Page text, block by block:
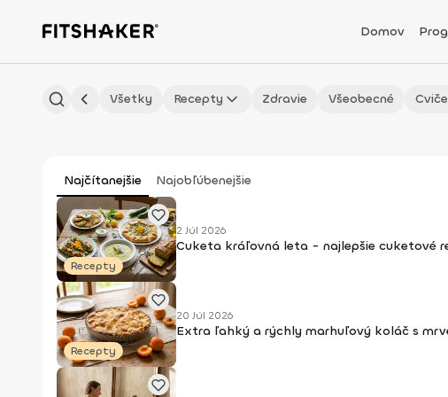
Domov
Všetky Recepty Zdravie Všeobecné
Najčítanejšie Najobľúbenejšie
Recepty
2 Júl 2026
Cuketa kráľovná leta - najlepšie cuketové
Recepty
20 Júl 2026
Extra ľahký a rýchly marhuľový koláč s